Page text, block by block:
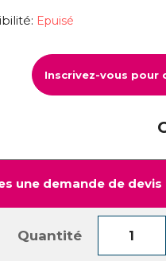
Epuisé
Inscrivez-vous pour
une demande de
Quantité